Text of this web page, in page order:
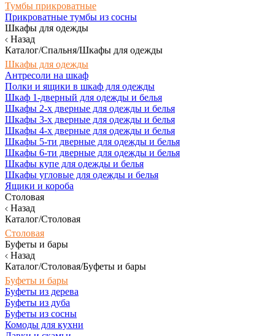
Тумбы прикроватные
Прикроватные тумбы из сосны
Шкафы для одежды
Назад
Каталог/Спальня/Шкафы для одежды
Шкафы для одежды
Антресоли на шкаф
Полки и ящики в шкаф для одежды
Шкаф 1-дверный для одежды и белья
Шкафы 2-х дверные для одежды и белья
Шкафы 3-х дверные для одежды и белья
Шкафы 4-х дверные для одежды и белья
Шкафы 5-ти дверные для одежды и белья
Шкафы 6-ти дверные для одежды и белья
Шкафы купе для одежды и белья
Шкафы угловые для одежды и белья
Ящики и короба
Столовая
Назад
Каталог/Столовая
Столовая
Буфеты и бары
Назад
Каталог/Столовая/Буфеты и бары
Буфеты и бары
Буфеты из дерева
Буфеты из дуба
Буфеты из сосны
Комоды для кухни